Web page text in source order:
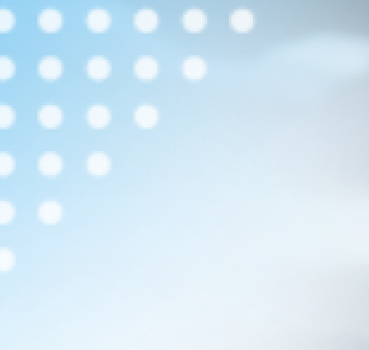
きる状態
てモデルの構築、 ハイパーパラメータ調
ら実装までを学びたいエンジニアの方
いビジネス側の方
たいビジネス側の方